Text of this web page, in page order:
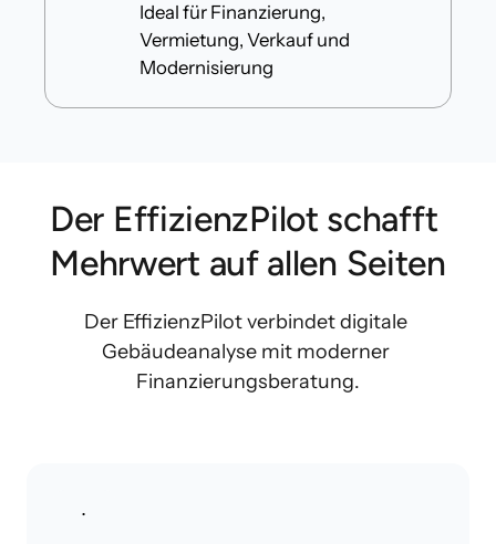
Ideal für Finanzierung,
Vermietung, Verkauf und
Modernisierung
Der EffizienzPilot schafft
Mehrwert auf allen Seiten
Der EffizienzPilot verbindet digitale
Gebäudeanalyse mit moderner
Finanzierungsberatung.